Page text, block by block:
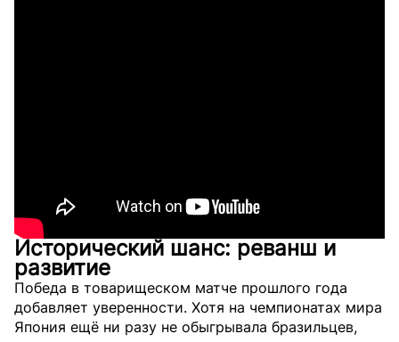
Исторический шанс: реванш и
развитие
Победа в товарищеском матче прошлого года
добавляет уверенности. Хотя на чемпионатах мира
Япония ещё ни разу не обыгрывала бразильцев,